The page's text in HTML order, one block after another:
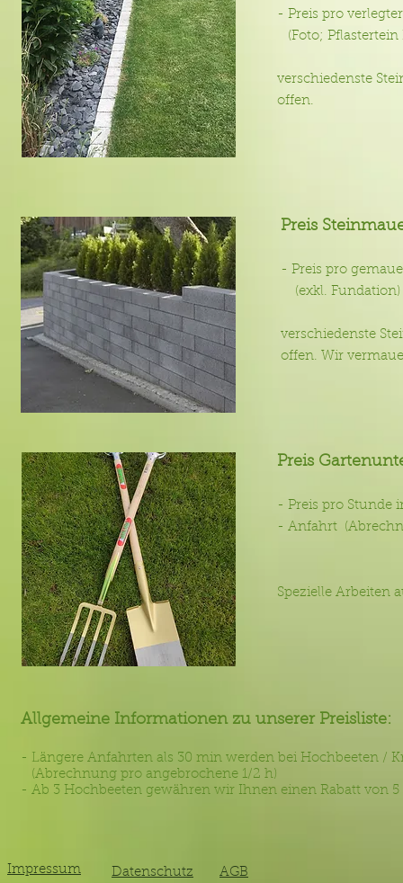
- Preis pro
(Foto; Pflastertein
verschiedenste
offen.
Preis
- Preis pro
(exkl.
verschiedenste
offen. Wir
Preis
- Preis pro
- Anfahrt
Spezielle Arbeiten
Allgemeine Informationen zu unserer Preisliste:
- Längere Anfahrten als 30 min werden bei Hochbeeten /
(Abrechnung pro angebrochene 1/2 h)
- Ab 3 Hochbeeten gewähren wir Ihnen einen Rabatt von 5
Impressum Datenschutz AGB